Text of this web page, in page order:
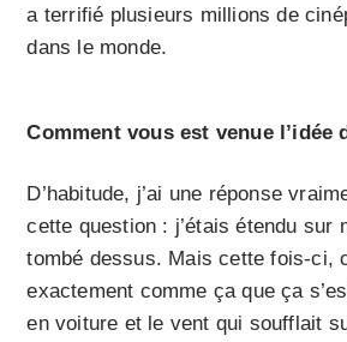
a terrifié plusieurs millions de
dans le monde.
Comment vous est venue l’idée
D’habitude, j’ai une réponse
cette question : j’étais étendu sur
tombé dessus. Mais cette fois-ci,
exactement comme ça que ça
en voiture et le vent qui soufflait